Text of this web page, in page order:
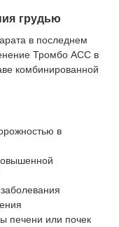
грудью
в последнем
Тромбо АСС в
комбинированной
в
печени или почек